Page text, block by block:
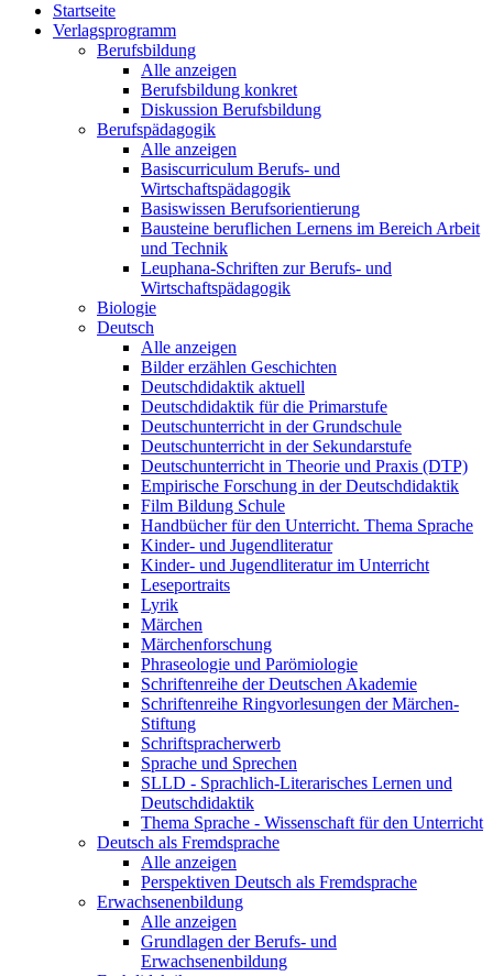
Startseite
Verlagsprogramm
Berufsbildung
Alle anzeigen
Berufsbildung konkret
Diskussion Berufsbildung
Berufspädagogik
Alle anzeigen
Basiscurriculum Berufs- und
Wirtschaftspädagogik
Basiswissen Berufsorientierung
Bausteine beruflichen Lernens im Bereich Arbeit
und Technik
Leuphana-Schriften zur Berufs- und
Wirtschaftspädagogik
Biologie
Deutsch
Alle anzeigen
Bilder erzählen Geschichten
Deutschdidaktik aktuell
Deutschdidaktik für die Primarstufe
Deutschunterricht in der Grundschule
Deutschunterricht in der Sekundarstufe
Deutschunterricht in Theorie und Praxis (DTP)
Empirische Forschung in der Deutschdidaktik
Film Bildung Schule
Handbücher für den Unterricht. Thema Sprache
Kinder- und Jugendliteratur
Kinder- und Jugendliteratur im Unterricht
Leseportraits
Lyrik
Märchen
Märchenforschung
Phraseologie und Parömiologie
Schriftenreihe der Deutschen Akademie
Schriftenreihe Ringvorlesungen der Märchen-
Stiftung
Schriftspracherwerb
Sprache und Sprechen
SLLD - Sprachlich-Literarisches Lernen und
Deutschdidaktik
Thema Sprache - Wissenschaft für den Unterricht
Deutsch als Fremdsprache
Alle anzeigen
Perspektiven Deutsch als Fremdsprache
Erwachsenenbildung
Alle anzeigen
Grundlagen der Berufs- und
Erwachsenenbildung